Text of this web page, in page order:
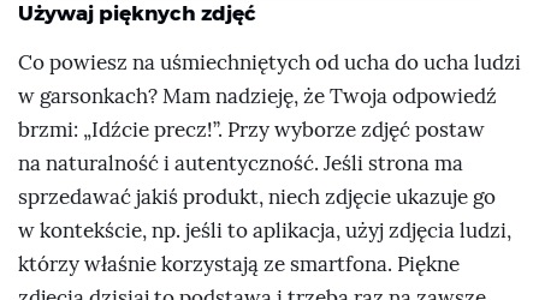
Używaj pięknych zdjęć
Co powiesz na uśmiechniętych od ucha do ucha ludzi
w garsonkach? Mam nadzieję, że Twoja odpowiedź
brzmi:
Idźcie precz! . Przy wyborze zdjęć postaw
na naturalność i autentyczność. Jeśli strona ma
sprzedawać jakiś produkt, niech zdjęcie ukazuje go
w kontekście, np. jeśli to aplikacja, użyj zdjęcia ludzi,
którzy właśnie korzystają ze smartfona. Piękne